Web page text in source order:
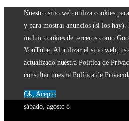
Nuestro sitio web utiliza cookies
y para mostrar anuncios (si los hay).
incluir cookies de terceros como
YouTube. Al utilizar el sitio web,
actualizado nuestra Política de
consultar nuestra Política de
Ok, Acepto
sábado, agosto 8